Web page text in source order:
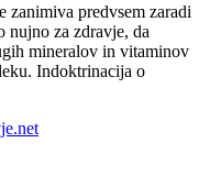
zanimiva predvsem zaradi
nujno za zdravje, da
mineralov in vitaminov
Indoktrinacija o